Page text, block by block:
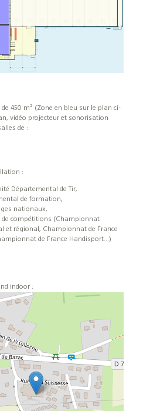
450 m² (Zone en bleu sur le plan ci-
vidéo projecteur et sonorisation
de :
:
Départemental de Tir,
de formation,
nationaux,
compétitions (Championnat
et régional, Championnat de France
de France Handisport…)
indoor :